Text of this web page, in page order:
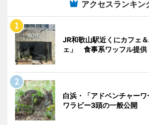
アクセスランキン
JR和歌山駅近くにカフェ
ェ」 食事系ワッフル提供
白浜・「アドベンチャー
ワラビー3頭の一般公開